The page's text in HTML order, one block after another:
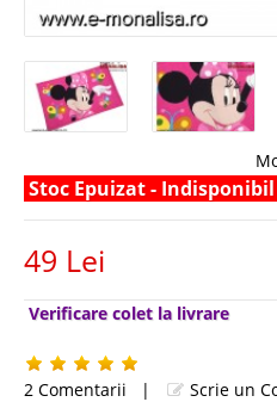
Stoc Epuizat - Indisponibil
49 Lei
Verificare colet la livrare
2 Comentarii |
Scrie un